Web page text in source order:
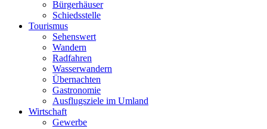
Bürgerhäuser
Schiedsstelle
Tourismus
Sehenswert
Wandern
Radfahren
Wasserwandern
Übernachten
Gastronomie
Ausflugsziele im Umland
Wirtschaft
Gewerbe